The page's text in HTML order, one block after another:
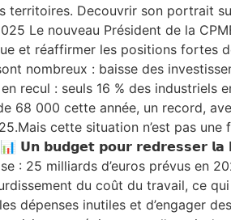
territoires. Decouvrir son portrait
Le nouveau Président de la
et réaffirmer les positions fortes
nombreux : baisse des
recul : seuls 16 % des industriels
68 000 cette année, un record,
cette situation n’est pas
𝗨𝗻 𝗯𝘂𝗱𝗴𝗲𝘁 𝗽𝗼𝘂𝗿 𝗿𝗲𝗱𝗿𝗲𝘀𝘀𝗲𝗿 𝗹𝗮
: 25 milliards d’euros prévus en
du coût du travail, ce
dépenses inutiles et d’engager